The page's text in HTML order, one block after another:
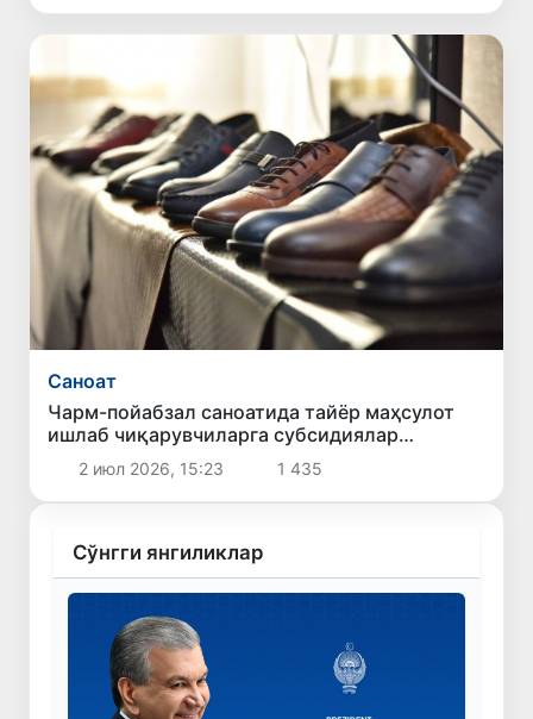
Саноат
Чарм-пойабзал саноатида тайёр маҳсулот
ишлаб чиқарувчиларга субсидиялар
берилади
2 июл 2026, 15:23 1 435
Сўнгги янгиликлар